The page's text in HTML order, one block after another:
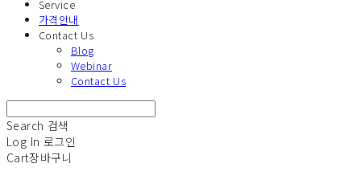
Service
가격안내
Contact Us
Blog
Webinar
Contact Us
Search 검색
Log In 로그인
Cart장바구니